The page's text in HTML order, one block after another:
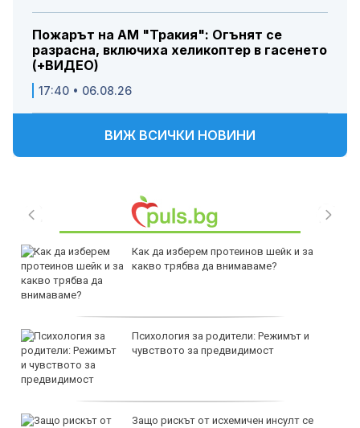
Пожарът на АМ "Тракия": Огънят се
разрасна, включиха хеликоптер в гасенето
(+ВИДЕО)
17:40 • 06.08.26
ВИЖ ВСИЧКИ НОВИНИ
Как да изберем протеинов шейк и за
какво трябва да внимаваме?
Психология за родители: Режимът и
чувството за предвидимост
Защо рискът от исхемичен инсулт се